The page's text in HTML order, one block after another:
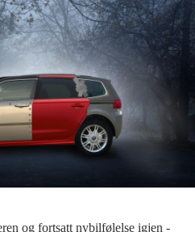
og fortsatt nybilfølelse igjen -